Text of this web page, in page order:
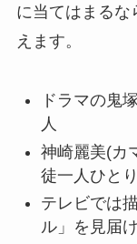
に当てはまるな
えます。
ドラマの鬼
人
神崎麗美(カ
徒一人ひと
テレビでは
ル」を見届